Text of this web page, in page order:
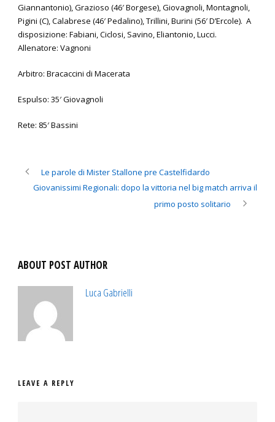
Giannantonio), Grazioso (46′ Borgese), Giovagnoli, Montagnoli,
Pigini (C), Calabrese (46′ Pedalino), Trillini, Burini (56′ D’Ercole). A
disposizione: Fabiani, Ciclosi, Savino, Eliantonio, Lucci.
Allenatore: Vagnoni
Arbitro: Bracaccini di Macerata
Espulso: 35′ Giovagnoli
Rete: 85′ Bassini
Le parole di Mister Stallone pre Castelfidardo
Giovanissimi Regionali: dopo la vittoria nel big match arriva il
primo posto solitario
ABOUT POST AUTHOR
Luca Gabrielli
LEAVE A REPLY